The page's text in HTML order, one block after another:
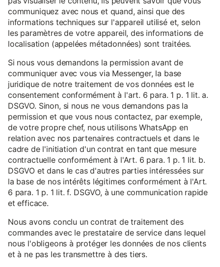
communiquez avec nous et quand, ainsi que des
informations techniques sur l'appareil utilisé et, selon
les paramètres de votre appareil, des informations de
localisation (appelées métadonnées) sont traitées.
Si nous vous demandons la permission avant de
communiquer avec vous via Messenger, la base
juridique de notre traitement de vos données est le
consentement conformément à l'art. 6 para. 1 p. 1 lit. a.
DSGVO. Sinon, si nous ne vous demandons pas la
permission et que vous nous contactez, par exemple,
de votre propre chef, nous utilisons WhatsApp en
relation avec nos partenaires contractuels et dans le
cadre de l'initiation d'un contrat en tant que mesure
contractuelle conformément à l'Art. 6 para. 1 p. 1 lit. b.
DSGVO et dans le cas d'autres parties intéressées sur
la base de nos intérêts légitimes conformément à l'Art.
6 para. 1 p. 1 lit. f. DSGVO, à une communication rapide
et efficace.
Nous avons conclu un contrat de traitement des
commandes avec le prestataire de service dans lequel
nous l'obligeons à protéger les données de nos clients
et à ne pas les transmettre à des tiers.